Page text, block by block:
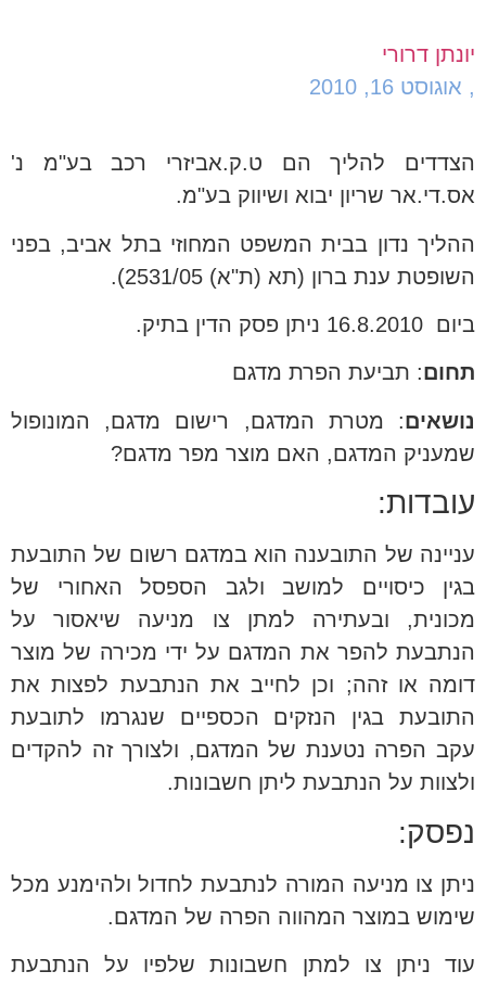
יונתן דרורי
, אוגוסט 16, 2010
הצדדים להליך הם ט.ק.אביזרי רכב בע"מ נ'
אס.די.אר שריון יבוא ושיווק בע"מ.
ההליך נדון בבית המשפט המחוזי בתל אביב, בפני
השופטת ענת ברון (תא (ת"א) 2531/05).
ביום 16.8.2010 ניתן פסק הדין בתיק.
תחום: תביעת הפרת מדגם
נושאים: מטרת המדגם, רישום מדגם, המונופול
שמעניק המדגם, האם מוצר מפר מדגם?
עובדות:
עניינה של התובענה הוא במדגם רשום של התובעת
בגין כיסויים למושב ולגב הספסל האחורי של
מכונית, ובעתירה למתן צו מניעה שיאסור על
הנתבעת להפר את המדגם על ידי מכירה של מוצר
דומה או זהה; וכן לחייב את הנתבעת לפצות את
התובעת בגין הנזקים הכספיים שנגרמו לתובעת
עקב הפרה נטענת של המדגם, ולצורך זה להקדים
ולצוות על הנתבעת ליתן חשבונות.
נפסק:
ניתן צו מניעה המורה לנתבעת לחדול ולהימנע מכל
שימוש במוצר המהווה הפרה של המדגם.
עוד ניתן צו למתן חשבונות שלפיו על הנתבעת